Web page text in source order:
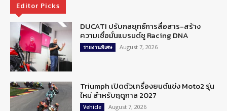
Editor Picks
DUCATI ปรับกลยุทธ์การสื่อสาร-สร้าง
ความเชื่อมั่นแบรนด์ชู Racing DNA
รายงานพิเศษ August 7, 2026
Triumph เปิดตัวเครื่องยนต์แข่ง Moto2 รุ่น
ใหม่ สำหรับฤดูกาล 2027
Vehicle August 7, 2026